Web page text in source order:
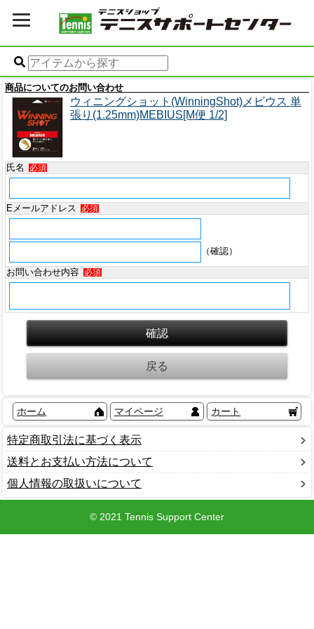
商品についてのお問い合わせ
ウィニングショット(WinningShot)メビウス 単
張り(1.25mm)MEBIUS[M便 1/2]
氏名 必須
Eメールアドレス 必須
（確認）
お問い合わせ内容
必須
ホーム マイページ カート
特定商取引法に基づく表示
送料とお支払い方法について
個人情報の取扱いについて
© 2021 Tennis Support Center